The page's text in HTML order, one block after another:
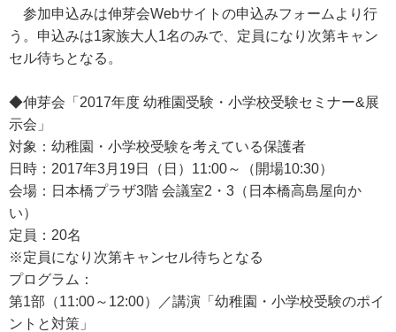
参加申込みは伸芽会Webサイトの申込みフォームより行
う。申込みは1家族大人1名のみで、定員になり次第キャン
セル待ちとなる。
◆伸芽会「2017年度 幼稚園受験・小学校受験セミナー&展
示会」
対象：幼稚園・小学校受験を考えている保護者
日時：2017年3月19日（日）11:00～（開場10:30）
会場：日本橋プラザ3階 会議室2・3（日本橋高島屋向か
い）
定員：20名
※定員になり次第キャンセル待ちとなる
プログラム：
第1部（11:00～12:00）／講演「幼稚園・小学校受験のポイ
ントと対策」